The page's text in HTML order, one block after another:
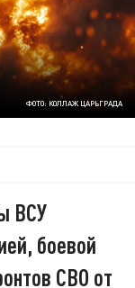
ФОТО: КОЛЛАЖ ЦАРЬГРАДА
ВСУ
боевой
СВО от